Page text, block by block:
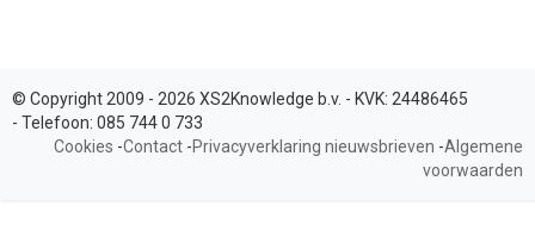
© Copyright 2009 - 2026 XS2Knowledge b.v. - KVK: 24486465
- Telefoon: 085 744 0 733
Cookies -Contact -Privacyverklaring nieuwsbrieven -Algemene
voorwaarden